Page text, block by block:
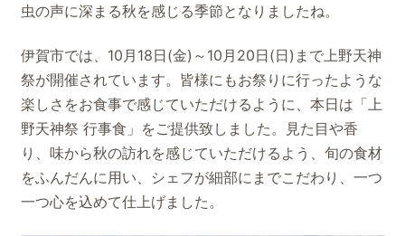
虫の声に深まる秋を感じる季節となりましたね。
伊賀市では、10月18日(金)～10月20日(日)まで上野天神
祭が開催されています。皆様にもお祭りに行ったような
楽しさをお食事で感じていただけるように、本日は「上
野天神祭 行事食」をご提供致しました。見た目や香
り、味から秋の訪れを感じていただけるよう、旬の食材
をふんだんに用い、シェフが細部にまでこだわり、一つ
一つ心を込めて仕上げました。